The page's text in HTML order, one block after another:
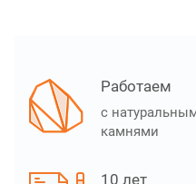
Работаем
с
камнями
10 лет